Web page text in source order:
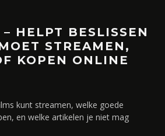
– HELPT BESLISSEN
STREAMEN,
KOPEN ONLINE
kunt streamen, welke goede
en welke artikelen je niet mag